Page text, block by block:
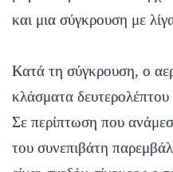
και μια σύγκρουση με
Κατά τη σύγκρουση, ο
κλάσματα
Σε περίπτωση που
του συνεπιβάτη